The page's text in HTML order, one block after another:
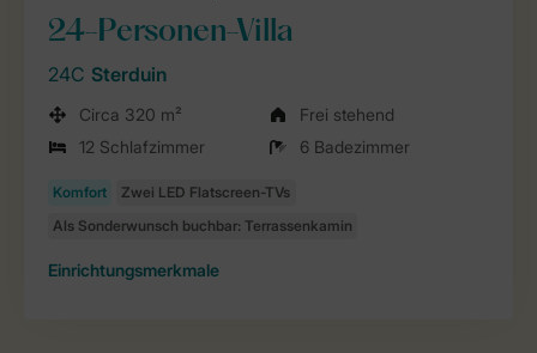
24-Personen-Villa
24C Sterduin
Circa 320 m²
Frei stehend
12 Schlafzimmer
6 Badezimmer
Einrichtungsmerkmale